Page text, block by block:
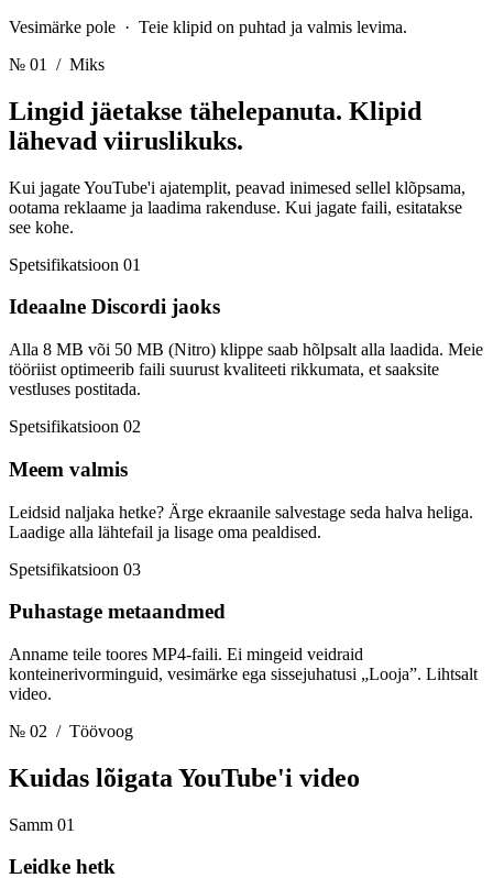
Vesimärke pole · Teie klipid on puhtad ja valmis levima.
№ 01
/ Miks
Lingid jäetakse tähelepanuta. Klipid
lähevad viiruslikuks.
Kui jagate YouTube'i ajatemplit, peavad inimesed sellel klõpsama,
ootama reklaame ja laadima rakenduse. Kui jagate faili, esitatakse
see kohe.
Spetsifikatsioon 01
Ideaalne Discordi jaoks
Alla 8 MB või 50 MB (Nitro) klippe saab hõlpsalt alla laadida. Meie
tööriist optimeerib faili suurust kvaliteeti rikkumata, et saaksite
vestluses postitada.
Spetsifikatsioon 02
Meem valmis
Leidsid naljaka hetke? Ärge ekraanile salvestage seda halva heliga.
Laadige alla lähtefail ja lisage oma pealdised.
Spetsifikatsioon 03
Puhastage metaandmed
Anname teile toores MP4-faili. Ei mingeid veidraid
konteinerivorminguid, vesimärke ega sissejuhatusi „Looja”. Lihtsalt
video.
№ 02 / Töövoog
Kuidas lõigata YouTube'i video
Samm 01
Leidke hetk